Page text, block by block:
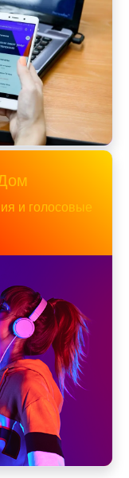
и голосовые